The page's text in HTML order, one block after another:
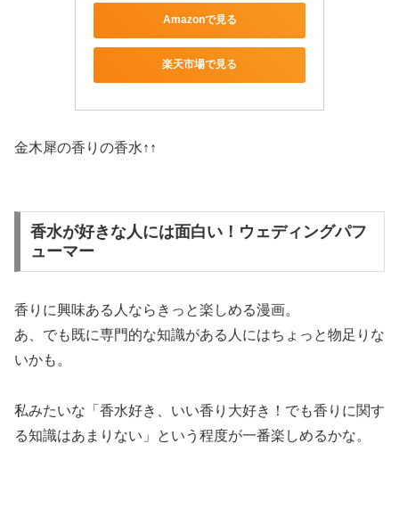
Amazonで見る
楽天市場で見る
金木犀の香りの香水↑↑
香水が好きな人には面白い！ウェディングパフ
ューマー
香りに興味ある人ならきっと楽しめる漫画。
あ、でも既に専門的な知識がある人にはちょっと物足りな
いかも。
私みたいな「香水好き、いい香り大好き！でも香りに関す
る知識はあまりない」という程度が一番楽しめるかな。